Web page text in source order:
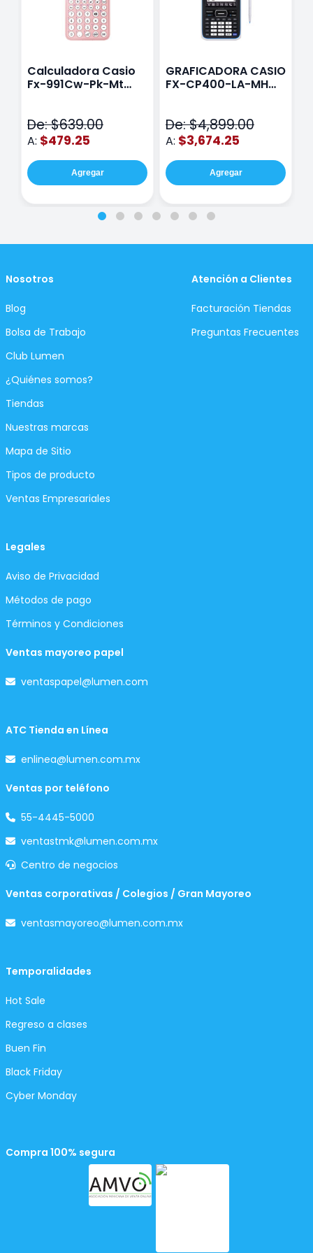
Calculadora Casio
Fx-991Cw-Pk-Mt
De: $639.00
A: $479.25
Agregar
GRAFICADORA CASIO
FX-CP400-LA-MH
De: $4,899.00
A: $3,674.25
Agregar
Nosotros
Blog
Bolsa de Trabajo
Club Lumen
¿Quiénes somos?
Tiendas
Nuestras marcas
Mapa de Sitio
Tipos de producto
Ventas Empresariales
Atención a Clientes
Facturación Tiendas
Preguntas Frecuentes
Legales
Aviso de Privacidad
Métodos de pago
Términos y Condiciones
Ventas mayoreo papel
ventaspapel@lumen.com
ATC Tienda en Línea
enlinea@lumen.com.mx
Ventas por teléfono
55-4445-5000
ventastmk@lumen.com.mx
Centro de negocios
Ventas corporativas / Colegios / Gran Mayoreo
ventasmayoreo@lumen.com.mx
Temporalidades
Hot Sale
Regreso a clases
Buen Fin
Black Friday
Cyber Monday
Compra 100% segura